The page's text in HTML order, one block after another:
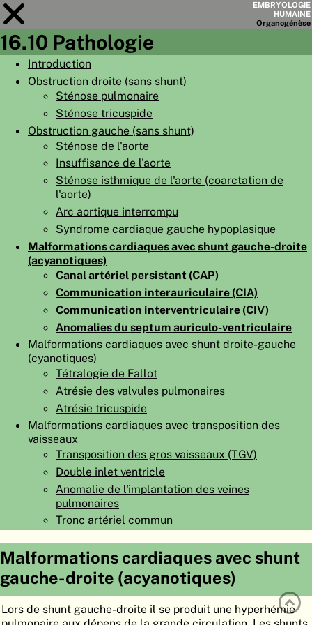
EMBRYOLOGIE
HUMAINE
Organogénèse
Module16
LISTE DES CHAPITRES
ACCUEIL
EMBRYO
ORGANOGÉNÈSE
ATLASEMBRYOLOGY
DE
16.10 Pathologie
Introduction
Obstruction droite (sans shunt)
Sténose pulmonaire
Sténose tricuspide
Obstruction gauche (sans shunt)
Sténose de l'aorte
Insuffisance de l'aorte
Sténose isthmique de l'aorte (coarctation de
l'aorte)
Arc aortique interrompu
Syndrome cardiaque gauche hypoplasique
Malformations cardiaques avec shunt gauche-droite
(acyanotiques)
Canal artériel persistant (CAP)
Communication interauriculaire (CIA)
Communication interventriculaire (CIV)
Anomalies du septum auriculo-ventriculaire
Malformations cardiaques avec shunt droite-gauche
(cyanotiques)
Tétralogie de Fallot
Atrésie des valvules pulmonaires
Atrésie tricuspide
Malformations cardiaques avec transposition des
vaisseaux
Transposition des gros vaisseaux (TGV)
Double inlet ventricle
Anomalie de l'implantation des veines
pulmonaires
Tronc artériel commun
Malformations cardiaques avec shunt
gauche-droite (acyanotiques)
Lors de shunt gauche-droite il se produit une hyperhémie